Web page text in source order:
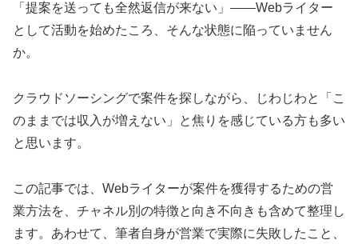
「提案を送っても全然返信が来ない」——Webライター
として活動を始めたころ、そんな状態に陥っていません
か。
クラウドソーシングで案件を探しながら、じわじわと「こ
のままでは収入が増えない」と焦りを感じている方も多い
と思います。
この記事では、Webライターが案件を獲得するための営
業方法を、チャネル別の特徴と向き不向きも含めて整理し
ます。あわせて、筆者自身が営業で実際に失敗したこと、